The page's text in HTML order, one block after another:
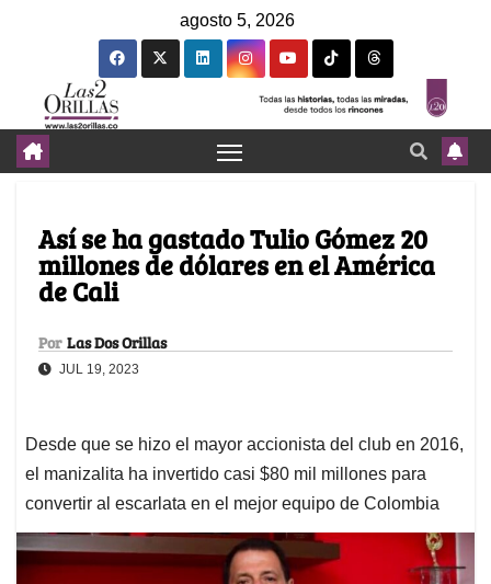
agosto 5, 2026
Así se ha gastado Tulio Gómez 20
millones de dólares en el América
de Cali
Por Las Dos Orillas
JUL 19, 2023
Desde que se hizo el mayor accionista del club en 2016,
el manizalita ha invertido casi $80 mil millones para
convertir al escarlata en el mejor equipo de Colombia